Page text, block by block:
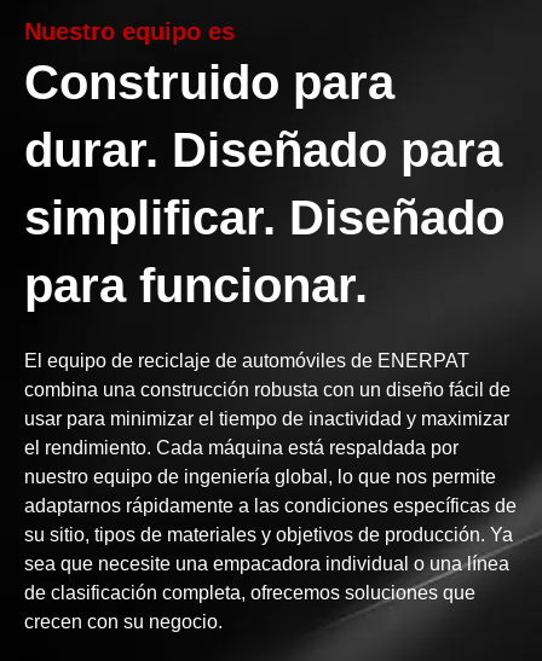
Nuestro equipo es
Construido para
durar. Diseñado para
simplificar. Diseñado
para funcionar.
El equipo de reciclaje de automóviles de ENERPAT
combina una construcción robusta con un diseño fácil de
usar para minimizar el tiempo de inactividad y maximizar
el rendimiento. Cada máquina está respaldada por
nuestro equipo de ingeniería global, lo que nos permite
adaptarnos rápidamente a las condiciones específicas de
su sitio, tipos de materiales y objetivos de producción. Ya
sea que necesite una empacadora individual o una línea
de clasificación completa, ofrecemos soluciones que
crecen con su negocio.